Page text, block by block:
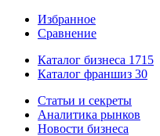
Избранное
Сравнение
Каталог бизнеса 1715
Каталог франшиз 30
Статьи и секреты
Аналитика рынков
Новости бизнеса